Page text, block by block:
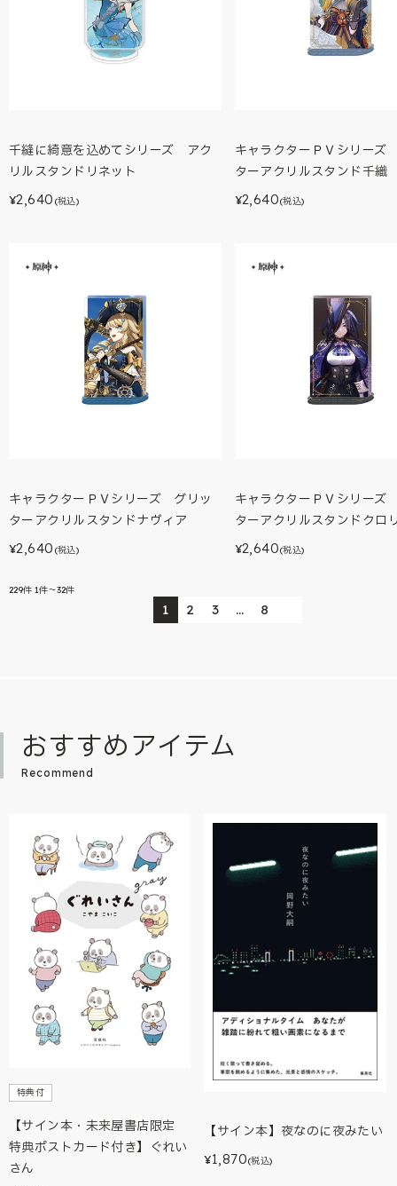
千縫に綺意を込めてシリーズ アク
リルスタンドリネット
¥2,640 (税込)
キャラクターＰＶシリー
ターアクリルスタンド千織
¥2,640(税込)
キャラクターＰＶシリーズ グリッ
ターアクリルスタンドナヴィア
¥2,640 (税込)
キャラクターＰＶシリー
ターアクリルスタンドクロ
¥2,640(税込)
229件 1件～32件
1 2 3 … 8
おすすめアイテム
Recommend
特典付
【サイン本・未来屋書店限定
特典ポストカード付き】ぐれい
さん
【サイン本】夜なのに夜みたい
¥1,870(税込)